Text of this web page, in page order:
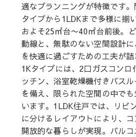
適なプランニングが特徴です
タイプから1LDKまで多様に揃
およそ25㎡台〜40㎡台前後。
動線と、無駄のない空間設計
を快適に過ごすための工夫が詰
1Kタイプには、2口ガスコンロ
ッチン、浴室乾燥機付きバス
を備え、限られた空間の中で
います。1LDK住戸では、リビ
に分けるレイアウトにより、
開放的な暮らしが実現。バル